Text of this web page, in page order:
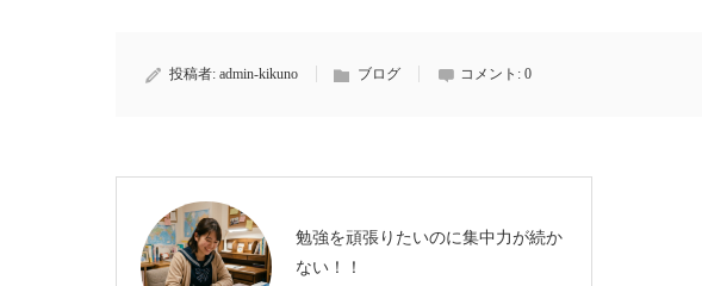
投稿者: admin-kikuno ブログ コメント: 0
勉強を頑張りたいのに集中力が続か
ない！！